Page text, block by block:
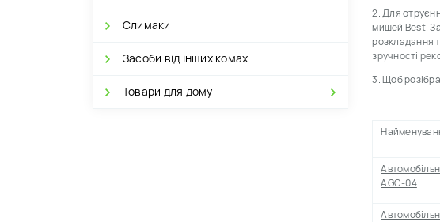
Слимаки
Засоби від інших комах
Товари для дому
2. Для
мишей Best.
розкладання
зручності
3. Щоб
AGC-04